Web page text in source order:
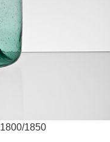
1800/1850